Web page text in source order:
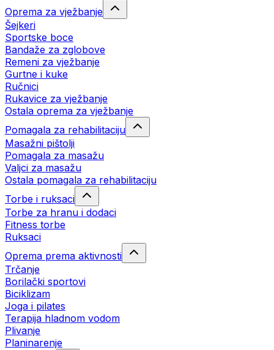
Oprema za vježbanje
Šejkeri
Sportske boce
Bandaže za zglobove
Remeni za vježbanje
Gurtne i kuke
Ručnici
Rukavice za vježbanje
Ostala oprema za vježbanje
Pomagala za rehabilitaciju
Masažni pištolji
Pomagala za masažu
Valjci za masažu
Ostala pomagala za rehabilitaciju
Torbe i ruksaci
Torbe za hranu i dodaci
Fitness torbe
Ruksaci
Oprema prema aktivnosti
Trčanje
Borilački sportovi
Biciklizam
Joga i pilates
Terapija hladnom vodom
Plivanje
Planinarenje